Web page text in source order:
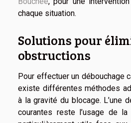
chaque situation.
Solutions pour
obstructions
Pour effectuer un débouchage
existe différentes méthodes
à la gravité du blocage. L’une
courantes reste l’usage de la